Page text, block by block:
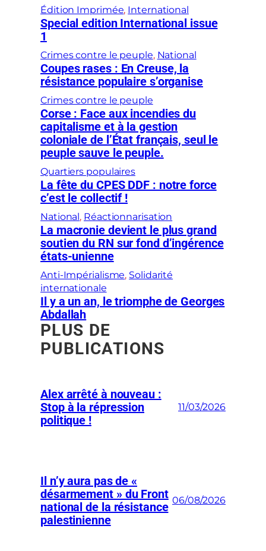
Édition Imprimée, International
Special edition International issue
1
Crimes contre le peuple, National
Coupes rases : En Creuse, la
résistance populaire s’organise
Crimes contre le peuple
Corse : Face aux incendies du
capitalisme et à la gestion
coloniale de l’État français, seul le
peuple sauve le peuple.
Quartiers populaires
La fête du CPES DDF : notre force
c’est le collectif !
National , Réactionnarisation
La macronie devient le plus grand
soutien du RN sur fond d’ingérence
états-unienne
Anti-Impérialisme, Solidarité
internationale
Il y a un an, le triomphe de Georges
Abdallah
PLUS DE
PUBLICATIONS
Alex arrêté à nouveau :
Stop à la répression
politique !
11/03/2026
Il n’y aura pas de «
désarmement » du Front
national de la résistance
palestinienne
06/08/2026